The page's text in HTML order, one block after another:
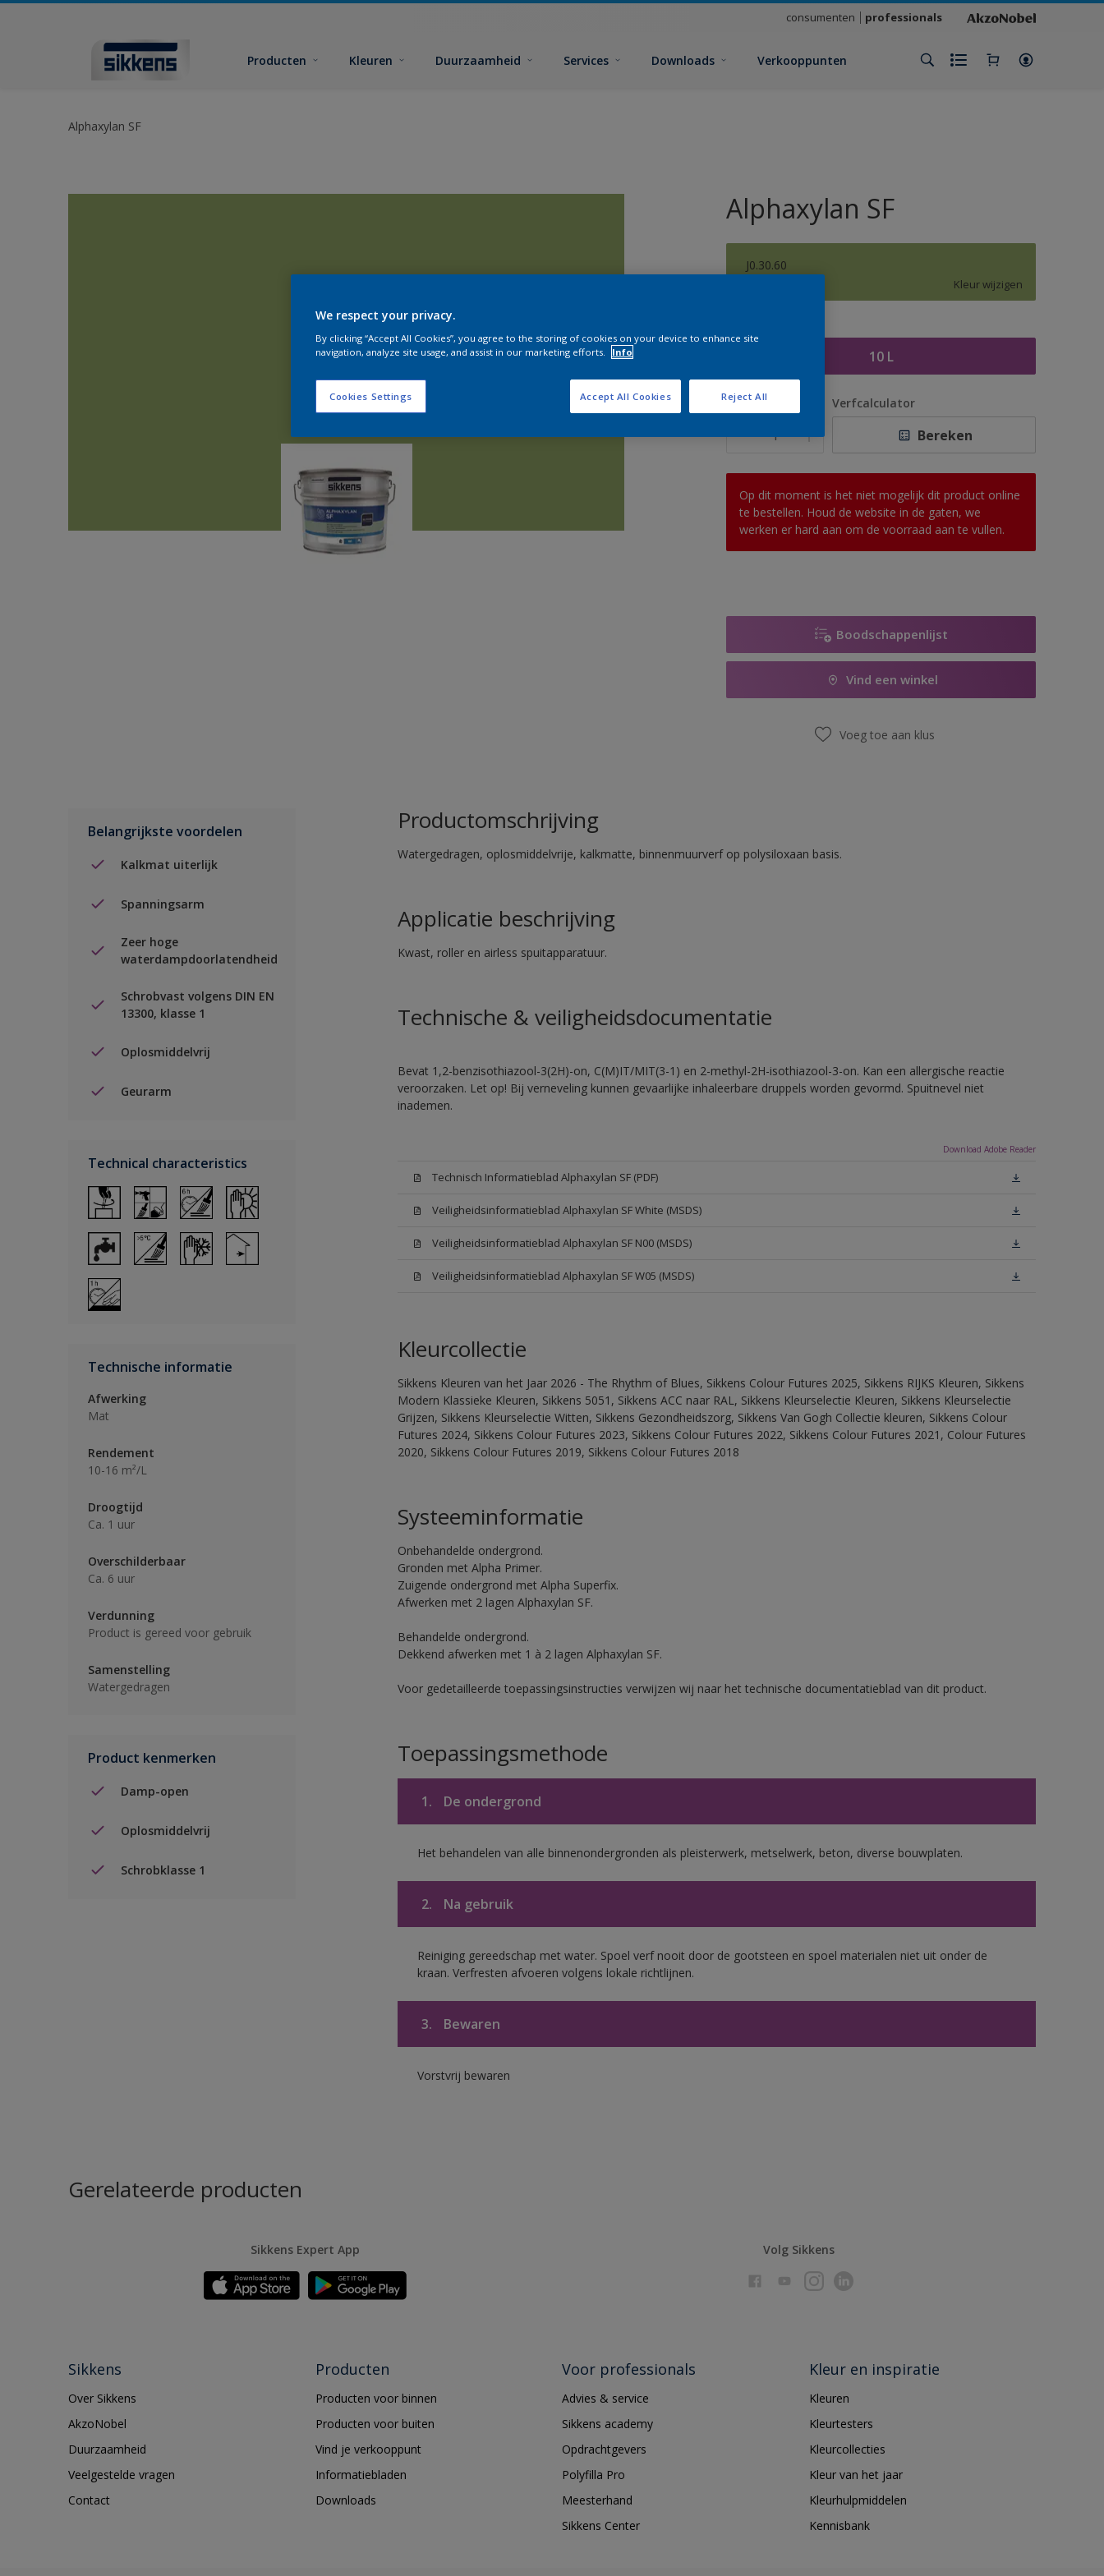
consumenten professionals
Producten Kleuren Duurzaamheid Services Downloads Verkooppunten
Alphaxylan SF
Alphaxylan SF
J0.30.60
Kleur wijzigen
10 L
Aantal Verfcalculator
Bereken
Op dit moment is het niet mogelijk dit product online
te bestellen. Houd de website in de gaten, we
werken er hard aan om de voorraad aan te vullen.
Boodschappenlijst
Vind een winkel
Voeg toe aan klus
Belangrijkste voordelen
Kalkmat uiterlijk
Spanningsarm
Zeer hoge
waterdampdoorlatendheid
Schrobvast volgens DIN EN
13300, klasse 1
Oplosmiddelvrij
Geurarm
Technical characteristics
Technische informatie
Afwerking
Mat
Rendement
10-16 m²/L
Droogtijd
Ca. 1 uur
Overschilderbaar
Ca. 6 uur
Verdunning
Product is gereed voor gebruik
Samenstelling
Watergedragen
Product kenmerken
Damp-open
Oplosmiddelvrij
Schrobklasse 1
Productomschrijving
Watergedragen, oplosmiddelvrije, kalkmatte, binnenmuurverf op polysiloxaan basis.
Applicatie beschrijving
Kwast, roller en airless spuitapparatuur.
Technische & veiligheidsdocumentatie
Bevat 1,2-benzisothiazool-3(2H)-on, C(M)IT/MIT(3-1) en 2-methyl-2H-isothiazool-3-on. Kan een allergische reactie
veroorzaken. Let op! Bij verneveling kunnen gevaarlijke inhaleerbare druppels worden gevormd. Spuitnevel niet
inademen.
Download Adobe Reader
Technisch Informatieblad Alphaxylan SF (PDF)
Veiligheidsinformatieblad Alphaxylan SF White (MSDS)
Veiligheidsinformatieblad Alphaxylan SF N00 (MSDS)
Veiligheidsinformatieblad Alphaxylan SF W05 (MSDS)
Kleurcollectie
Sikkens Kleuren van het Jaar 2026 - The Rhythm of Blues, Sikkens Colour Futures 2025, Sikkens RIJKS Kleuren, Sikkens
Modern Klassieke Kleuren, Sikkens 5051, Sikkens ACC naar RAL, Sikkens Kleurselectie Kleuren, Sikkens Kleurselectie
Grijzen, Sikkens Kleurselectie Witten, Sikkens Gezondheidszorg, Sikkens Van Gogh Collectie kleuren, Sikkens Colour
Futures 2024, Sikkens Colour Futures 2023, Sikkens Colour Futures 2022, Sikkens Colour Futures 2021, Colour Futures
2020, Sikkens Colour Futures 2019, Sikkens Colour Futures 2018
Systeeminformatie
Onbehandelde ondergrond.
Gronden met Alpha Primer.
Zuigende ondergrond met Alpha Superfix.
Afwerken met 2 lagen Alphaxylan SF.
Behandelde ondergrond.
Dekkend afwerken met 1 à 2 lagen Alphaxylan SF.
Voor gedetailleerde toepassingsinstructies verwijzen wij naar het technische documentatieblad van dit product.
Toepassingsmethode
1. De ondergrond
Het behandelen van alle binnenondergronden als pleisterwerk, metselwerk, beton, diverse bouwplaten.
2. Na gebruik
Reiniging gereedschap met water. Spoel verf nooit door de gootsteen en spoel materialen niet uit onder de
kraan. Verfresten afvoeren volgens lokale richtlijnen.
3. Bewaren
Vorstvrij bewaren
Gerelateerde producten
Sikkens Expert App Volg Sikkens
Sikkens
Over Sikkens
AkzoNobel
Duurzaamheid
Veelgestelde vragen
Contact
Producten
Producten voor binnen
Producten voor buiten
Vind je verkooppunt
Informatiebladen
Downloads
Voor professionals
Advies & service
Sikkens academy
Opdrachtgevers
Polyfilla Pro
Meesterhand
Sikkens Center
Kleur en inspiratie
Kleuren
Kleurtesters
Kleurcollecties
Kleur van het jaar
Kleurhulpmiddelen
Kennisbank
We respect your privacy.
By clicking “Accept All Cookies”, you agree to the storing of cookies on your device to enhance site
navigation, analyze site usage, and assist in our marketing efforts.
Info
Cookies Settings Reject All
Accept All Cookies